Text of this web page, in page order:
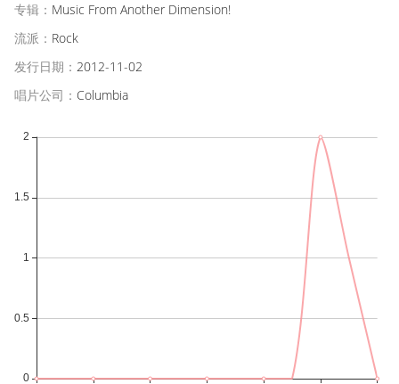
专辑： Music From Another Dimension!
流派： Rock
发行日期： 2012-11-02
唱片公司： Columbia